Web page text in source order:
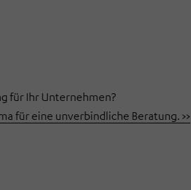
für Ihr Unternehmen?
für eine unverbindliche Beratung. >>